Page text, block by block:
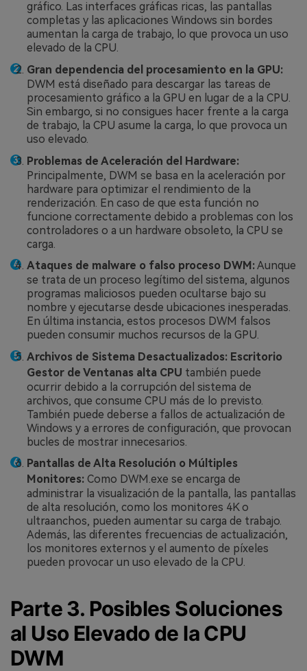
gráfico. Las interfaces gráficas ricas, las pantallas
completas y las aplicaciones Windows sin bordes
aumentan la carga de trabajo, lo que provoca un uso
elevado de la CPU.
Gran dependencia del procesamiento en la GPU:
DWM está diseñado para descargar las tareas de
procesamiento gráfico a la GPU en lugar de a la CPU.
Sin embargo, si no consigues hacer frente a la carga
de trabajo, la CPU asume la carga, lo que provoca un
uso elevado.
Problemas de Aceleración del Hardware:
Principalmente, DWM se basa en la aceleración por
hardware para optimizar el rendimiento de la
renderización. En caso de que esta función no
funcione correctamente debido a problemas con los
controladores o a un hardware obsoleto, la CPU se
carga.
Ataques de malware o falso proceso DWM:Aunque
se trata de un proceso legítimo del sistema, algunos
programas maliciosos pueden ocultarse bajo su
nombre y ejecutarse desde ubicaciones inesperadas.
En última instancia, estos procesos DWM falsos
pueden consumir muchos recursos de la GPU.
Archivos de Sistema Desactualizados: Escritorio
Gestor de Ventanas alta CPU también puede
ocurrir debido a la corrupción del sistema de
archivos, que consume CPU más de lo previsto.
También puede deberse a fallos de actualización de
Windows y a errores de configuración, que provocan
bucles de mostrar innecesarios.
Pantallas de Alta Resolución o Múltiples
Monitores: Como DWM.exe se encarga de
administrar la visualización de la pantalla, las pantallas
de alta resolución, como los monitores 4K o
ultraanchos, pueden aumentar su carga de trabajo.
Además, las diferentes frecuencias de actualización,
los monitores externos y el aumento de píxeles
pueden provocar un uso elevado de la CPU.
Parte 3. Posibles Soluciones
al Uso Elevado de la CPU
DWM